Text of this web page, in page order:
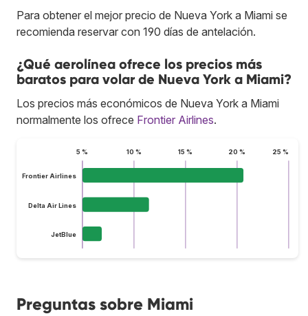
Para obtener el mejor precio de Nueva York a Miami se
recomienda reservar con 190 días de antelación.
¿Qué aerolínea ofrece los precios más
baratos para volar de Nueva York a Miami?
Los precios más económicos de Nueva York a Miami
normalmente los ofrece Frontier Airlines.
5 % 10 % 15 % 20 % 25 %
Frontier Airlines
Delta Air Lines
JetBlue
Preguntas sobre Miami